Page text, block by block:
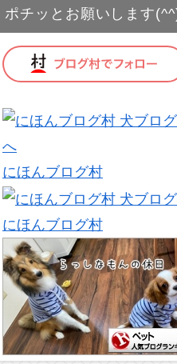
ポチッとお願いします
にほんブログ村
にほんブログ村